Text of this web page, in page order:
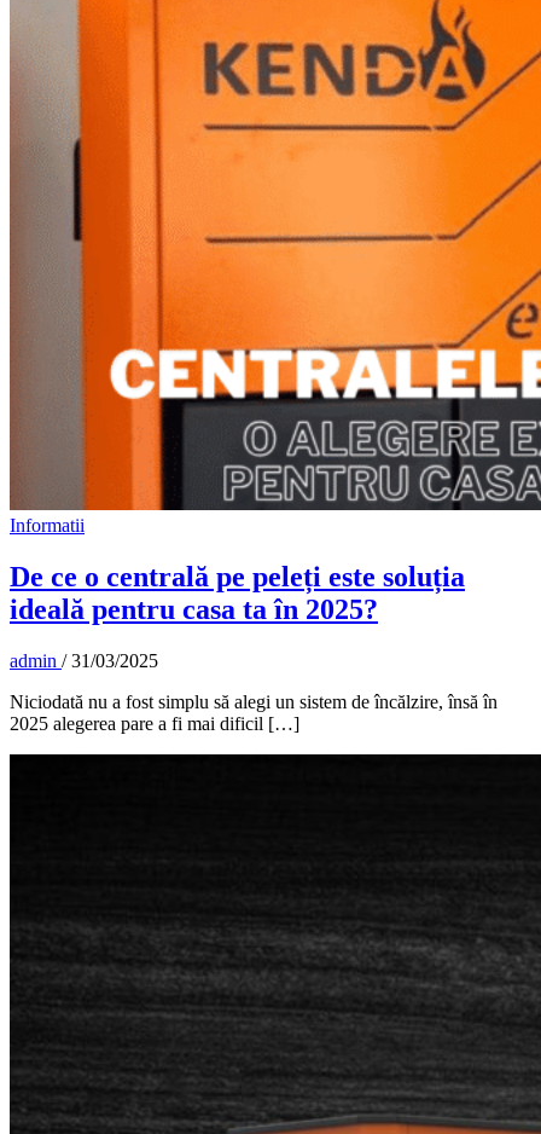
Informatii
De ce o centrală pe peleți este soluția
ideală pentru casa ta în 2025?
admin /31/03/2025
Niciodată nu a fost simplu să alegi un sistem de încălzire, însă în
2025 alegerea pare a fi mai dificil […]